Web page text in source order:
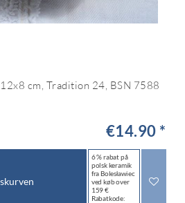
cm, Tradition 24, BSN 7588
€14.90 *
6 % rabat på
polsk keramik
fra Bolesławiec
ved køb over
159 €
Rabatkode: